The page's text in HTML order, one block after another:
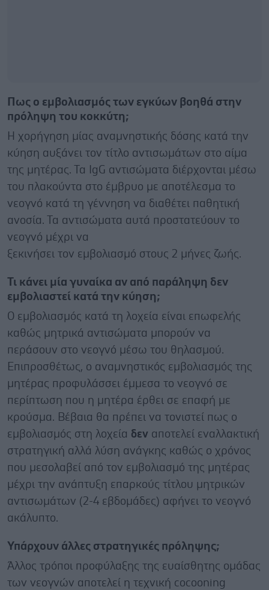
Πως ο εμβολιασμός των εγκύων βοηθά στην
πρόληψη του κοκκύτη;
Η χορήγηση μίας αναμνηστικής δόσης κατά την
κύηση αυξάνει τον τίτλο αντισωμάτων στο αίμα
της μητέρας. Τα IgG αντισώματα διέρχονται μέσω
του πλακούντα στο έμβρυο με αποτέλεσμα το
νεογνό κατά τη γέννηση να διαθέτει παθητική
ανοσία. Τα αντισώματα αυτά προστατεύουν το
νεογνό μέχρι να
ξεκινήσει τον εμβολιασμό στους 2 μήνες ζωής.
Τι κάνει μία γυναίκα αν από παράληψη δεν
εμβολιαστεί κατά την κύηση;
Ο εμβολιασμός κατά τη λοχεία είναι επωφελής
καθώς μητρικά αντισώματα μπορούν να
περάσουν στο νεογνό μέσω του θηλασμού.
Επιπροσθέτως, ο αναμνηστικός εμβολιασμός της
μητέρας προφυλάσσει έμμεσα το νεογνό σε
περίπτωση που η μητέρα έρθει σε επαφή με
κρούσμα. Βέβαια θα πρέπει να τονιστεί πως ο
εμβολιασμός στη λοχεία δεν αποτελεί εναλλακτική
στρατηγική αλλά λύση ανάγκης καθώς ο χρόνος
που μεσολαβεί από τον εμβολιασμό της μητέρας
μέχρι την ανάπτυξη επαρκούς τίτλου μητρικών
αντισωμάτων (2-4 εβδομάδες) αφήνει το νεογνό
ακάλυπτο.
Υπάρχουν άλλες στρατηγικές πρόληψης;
Άλλος τρόποι προφύλαξης της ευαίσθητης ομάδας
των νεογνών αποτελεί η τεχνική cocooning